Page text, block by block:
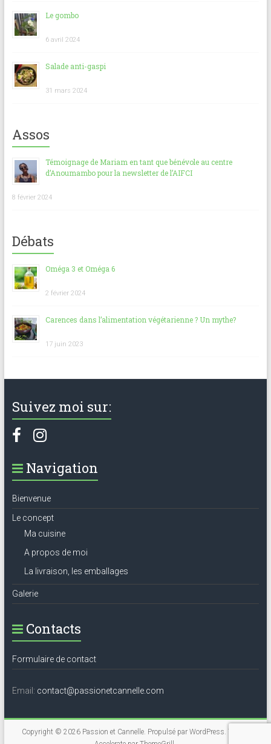
Le gombo
6 avril 2024
Salade anti-gaspi
31 mars 2024
Assos
Témoignage de Mariam en tant que bénévole au centre
d’Anoumambo pour la newsletter de l’AIFCI
8 février 2024
Débats
Oméga 3 et Oméga 6
2 février 2024
Carences dans l’alimentation végétarienne ? Un mythe?
17 juin 2023
Suivez moi sur:
Navigation
Bienvenue
Le concept
Ma cuisine
A propos de moi
La livraison, les emballages
Galerie
Contacts
Formulaire de contact
Email: contact@passionetcannelle.com
Copyright © 2026 Passion et Cannelle. Propulsé par WordPress. Thème